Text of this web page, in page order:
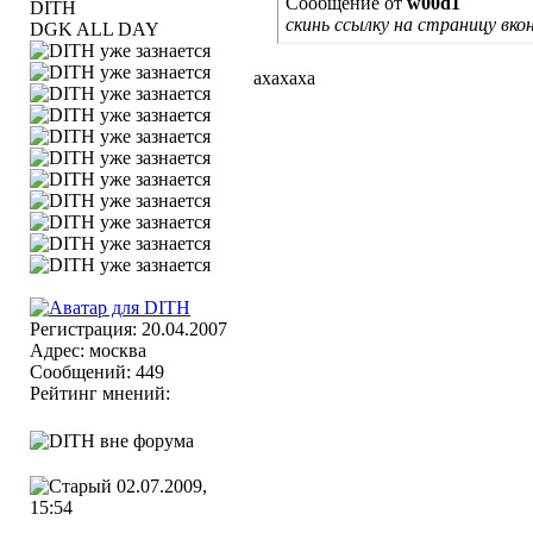
DGK ALL DAY
Регистрация: 20.04.2007
Адрес: москва
Сообщений: 449
Рейтинг мнений:
скинь ссылку на страницу
ахахаха
02.07.2009,
15:54